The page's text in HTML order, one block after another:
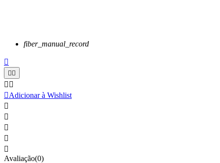
fiber_manual_record


 
Adicionar à Wishlist





Avaliação(0)